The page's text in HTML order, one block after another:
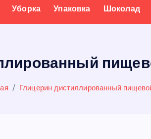
Уборка Упаковка Шоколад
Глицерин дистиллированный